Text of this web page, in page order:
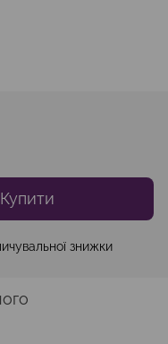
Купити
знижки